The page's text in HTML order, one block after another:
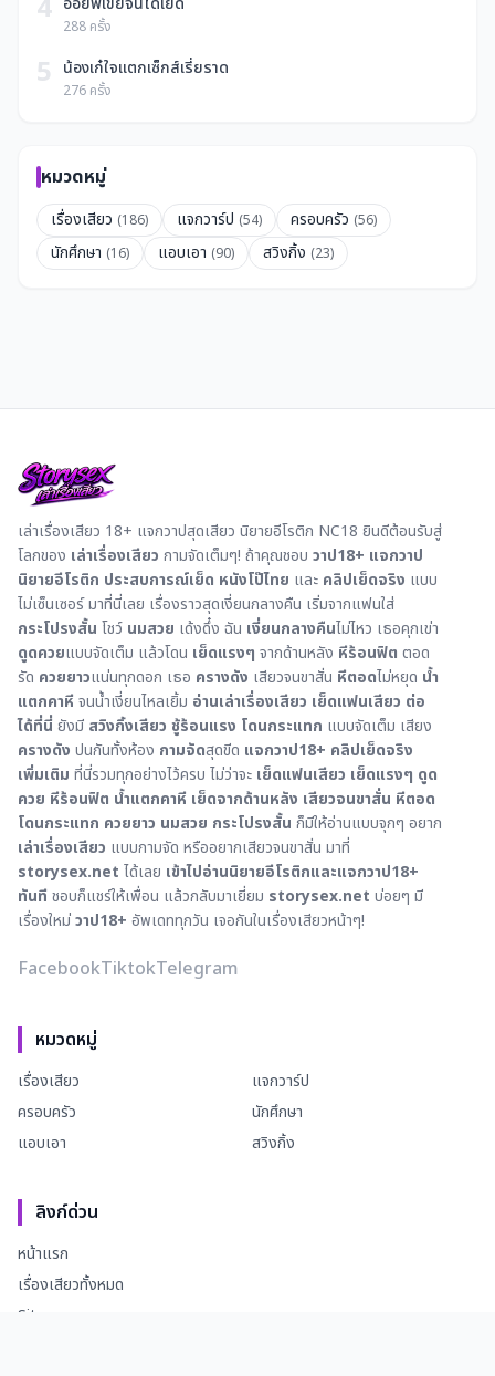
4 288 ครั้ง
5 น้องเก๋ใจแตกเซ็กส์เรี่ยราด
276 ครั้ง
หมวดหมู่
เรื่องเสียว (186) แจกวาร์ป (54) ครอบครัว (56)
นักศึกษา (16) แอบเอา (90) สวิงกิ้ง (23)
เล่าเรื่องเสียว 18+ แจกวาปสุดเสียว นิยายอีโรติก NC18 ยินดีต้อนรับสู่
โลกของ เล่าเรื่องเสียว กามจัดเต็มๆ! ถ้าคุณชอบ วาป18+ แจกวาป
นิยายอีโรติก ประสบการณ์เย็ด หนังโป๊ไทย และ คลิปเย็ดจริง แบบ
ไม่เซ็นเซอร์ มาที่นี่เลย เรื่องราวสุดเงี่ยนกลางคืน เริ่มจากแฟนใส่
กระโปรงสั้น โชว์ นมสวย เด้งดึ๋ง ฉัน เงี่ยนกลางคืนไม่ไหว เธอคุกเข่า
ดูดควยแบบจัดเต็ม แล้วโดน เย็ดแรงๆ จากด้านหลัง หีร้อนฟิต ตอด
รัด ควยยาวแน่นทุกดอก เธอ ครางดัง เสียวจนขาสั่น หีตอดไม่หยุด น้ำ
แตกคาหี จนน้ำเงี่ยนไหลเยิ้ม อ่านเล่าเรื่องเสียว เย็ดแฟนเสียว ต่อ
ได้ที่นี่ ยังมี สวิงกิ้งเสียว ชู้ร้อนแรง โดนกระแทก แบบจัดเต็ม เสียง
ครางดัง ปนกันทั้งห้อง กามจัดสุดขีด แจกวาป18+ คลิปเย็ดจริง
เพิ่มเติม ที่นี่รวมทุกอย่างไว้ครบ ไม่ว่าจะ เย็ดแฟนเสียว เย็ดแรงๆ ดูด
ควย หีร้อนฟิต น้ำแตกคาหี เย็ดจากด้านหลัง เสียวจนขาสั่น หีตอด
โดนกระแทก ควยยาว นมสวย กระโปรงสั้น ก็มีให้อ่านแบบจุกๆ อยาก
เล่าเรื่องเสียว แบบกามจัด หรืออยากเสียวจนขาสั่น มาที่
storysex.net ได้เลย เข้าไปอ่านนิยายอีโรติกและแจกวาป18+
ทันที ชอบก็แชร์ให้เพื่อน แล้วกลับมาเยี่ยม storysex.net บ่อยๆ มี
เรื่องใหม่วาป18+ อัพเดททุกวัน เจอกันในเรื่องเสียวหน้าๆ!
FacebookTiktokTelegram
หมวดหมู่
เรื่องเสียว
แจกวาร์ป
ครอบครัว
นักศึกษา
แอบเอา
สวิงกิ้ง
ลิงก์ด่วน
หน้าแรก
เรื่องเสียวทั้งหมด
Sitemap